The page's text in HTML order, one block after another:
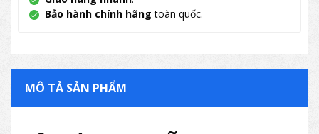
Bảo hành chính hãng toàn quốc.
MÔ TẢ SẢN PHẨM